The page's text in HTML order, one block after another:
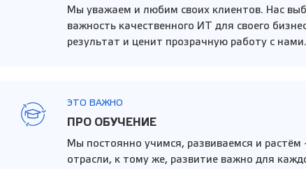
Мы уважаем и любим своих клиентов. Нас
важность качественного ИТ для своего
результат и ценит прозрачную работу с нами.
ЭТО ВАЖНО
ПРО ОБУЧЕНИЕ
Мы постоянно учимся, развиваемся и растём
отрасли, к тому же, развитие важно для